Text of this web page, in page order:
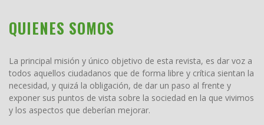
QUIENES SOMOS
La principal misión y único objetivo de esta revista, es dar voz a
todos aquellos ciudadanos que de forma libre y crítica sientan la
necesidad, y quizá la obligación, de dar un paso al frente y
exponer sus puntos de vista sobre la sociedad en la que vivimos
y los aspectos que deberían mejorar.